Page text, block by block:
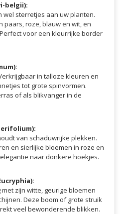
belgii):
wel sterretjes aan uw planten.
paars, roze, blauw en wit, en
voor een kleurrijke border
in talloze kleuren en
tot grote spinvormen.
of als blikvanger in de
van schaduwrijke plekken.
en sierlijke bloemen in roze en
naar donkere hoekjes.
zijn witte, geurige bloemen
Deze boom of grote struik
veel bewonderende blikken.